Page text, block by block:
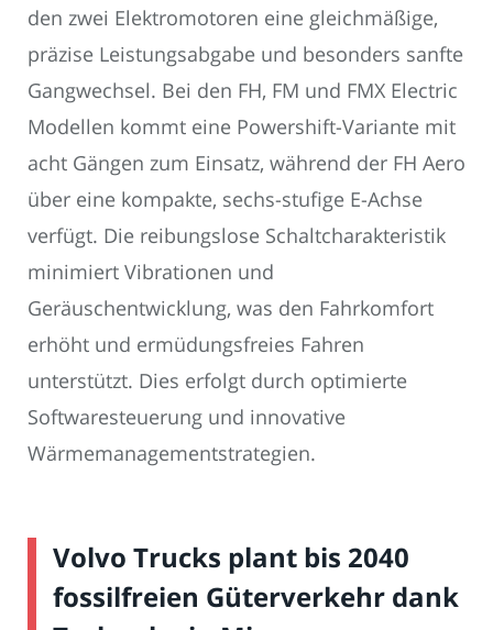
den zwei Elektromotoren eine gleichmäßige,
präzise Leistungsabgabe und besonders sanfte
Gangwechsel. Bei den FH, FM und FMX Electric
Modellen kommt eine Powershift-Variante mit
acht Gängen zum Einsatz, während der FH Aero
über eine kompakte, sechs-stufige E-Achse
verfügt. Die reibungslose Schaltcharakteristik
minimiert Vibrationen und
Geräuschentwicklung, was den Fahrkomfort
erhöht und ermüdungsfreies Fahren
unterstützt. Dies erfolgt durch optimierte
Softwaresteuerung und innovative
Wärmemanagementstrategien.
Volvo Trucks plant bis 2040
fossilfreien Güterverkehr dank